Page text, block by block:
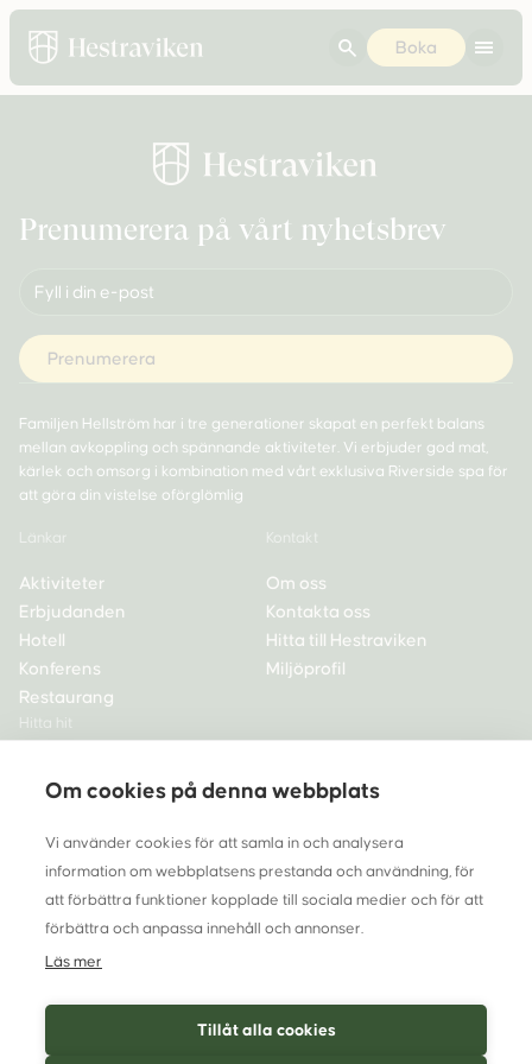
Om cookies på denna webbplats
Vi använder cookies för att samla in och analysera
information om webbplatsens prestanda och användning, för
att förbättra funktioner kopplade till sociala medier och för att
förbättra och anpassa innehåll och annonser.
Läs mer
Tillåt alla cookies
Boka
Prenumerera på vårt nyhetsbrev
Familjen Hellström har i tre generationer skapat en perfekt balans
mellan avkoppling och spännande aktiviteter. Vi erbjuder god mat,
kärlek och omsorg i kombination med vårt exklusiva Riverside spa för
att göra din vistelse oförglömlig
Länkar
Aktiviteter
Erbjudanden
Hotell
Konferens
Restaurang
Kontakt
Om oss
Kontakta oss
Hitta till Hestraviken
Miljöprofil
Hitta hit
spa och restaurang
info@hestraviken.se
Org nr 556262-5565